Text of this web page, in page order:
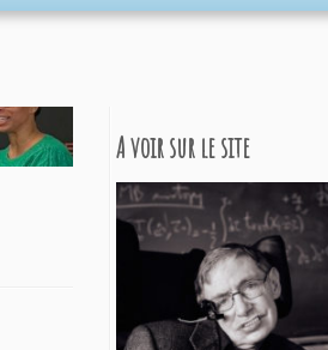
A voir sur le site